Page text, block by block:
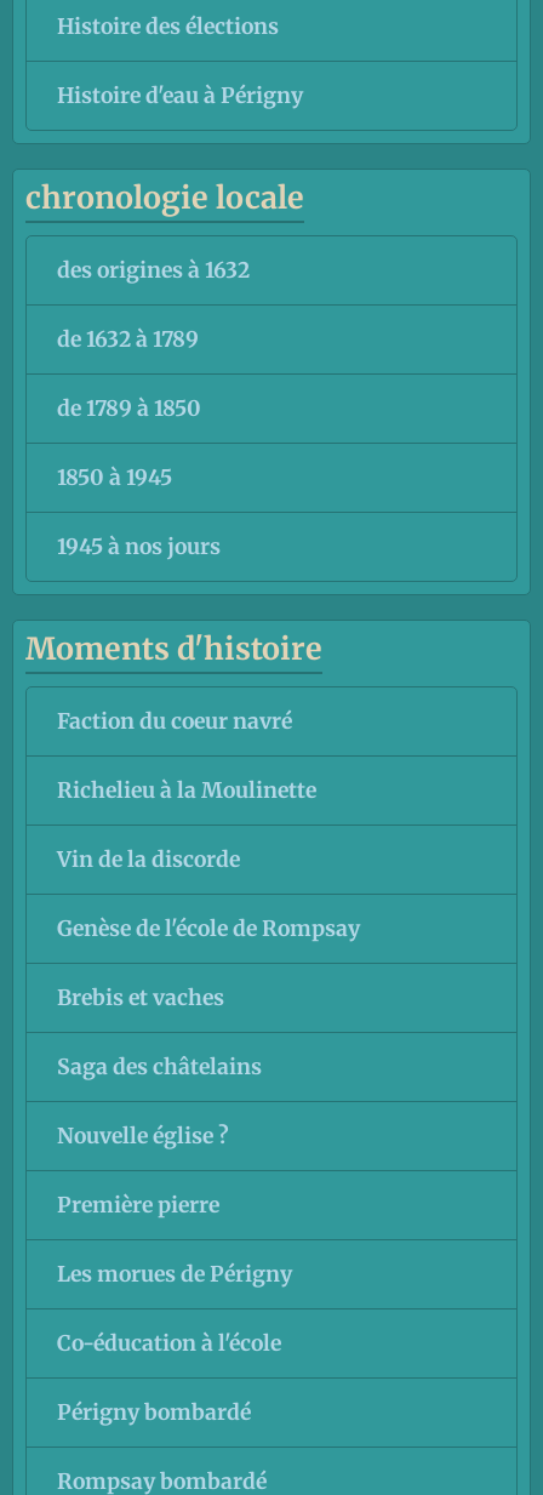
Histoire des élections
Histoire d'eau à Périgny
chronologie locale
des origines à 1632
de 1632 à 1789
de 1789 à 1850
1850 à 1945
1945 à nos jours
Moments d'histoire
Faction du coeur navré
Richelieu à la Moulinette
Vin de la discorde
Genèse de l'école de Rompsay
Brebis et vaches
Saga des châtelains
Nouvelle église ?
Première pierre
Les morues de Périgny
Co-éducation à l'école
Périgny bombardé
Rompsay bombardé